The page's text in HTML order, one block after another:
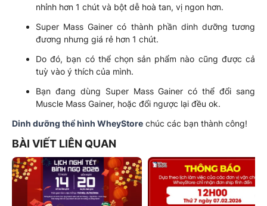
nhỉnh hơn 1 chút và bột dễ hoà tan, vị ngon hơn.
Super Mass Gainer có thành phần dinh dưỡng tương
đương nhưng giá rẻ hơn 1 chút.
Do đó, bạn có thể chọn sản phẩm nào cũng được cả
tuỳ vào ý thích của mình.
Bạn đang dùng Super Mass Gainer có thể đổi sang
Muscle Mass Gainer, hoặc đổi ngược lại đều ok.
Dinh dưỡng thể hình WheyStore chúc các bạn thành công!
BÀI VIẾT LIÊN QUAN